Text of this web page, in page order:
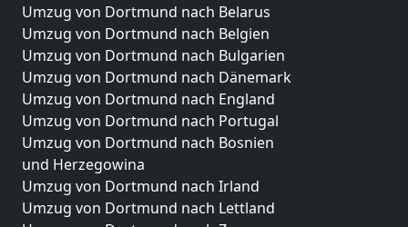
Umzug von Dortmund nach Belarus
Umzug von Dortmund nach Belgien
Umzug von Dortmund nach Bulgarien
Umzug von Dortmund nach Dänemark
Umzug von Dortmund nach England
Umzug von Dortmund nach Portugal
Umzug von Dortmund nach Bosnien
und Herzegowina
Umzug von Dortmund nach Irland
Umzug von Dortmund nach Lettland